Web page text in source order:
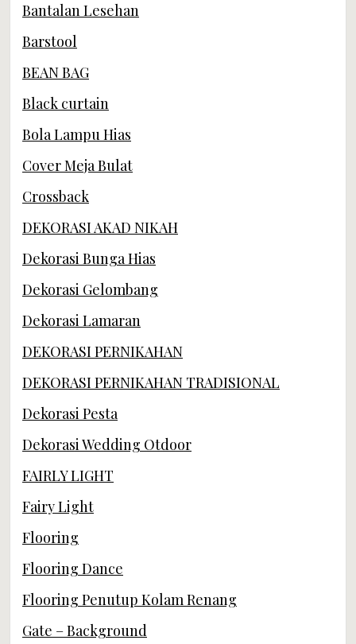
Bantalan Lesehan
Barstool
BEAN BAG
Black curtain
Bola Lampu Hias
Cover Meja Bulat
Crossback
DEKORASI AKAD NIKAH
Dekorasi Bunga Hias
Dekorasi Gelombang
Dekorasi Lamaran
DEKORASI PERNIKAHAN
DEKORASI PERNIKAHAN TRADISIONAL
Dekorasi Pesta
Dekorasi Wedding Otdoor
FAIRLY LIGHT
Fairy Light
Flooring
Flooring Dance
Flooring Penutup Kolam Renang
Gate – Background